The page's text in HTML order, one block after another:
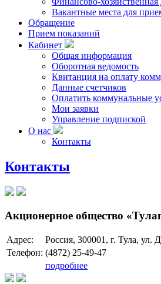
Вакантные места для
Обращение
Прием показаний
Кабинет
Общая информация
Оборотная ведомость
Квитанция на оплату
Данные счетчиков
Оплатить коммунальные
Мои заявки
Управление подпиской
О нас
Контакты
Контакты
Акционерное общество
Адрес:
Россия, 300001, г. Тула, ул.
Телефон: (4872) 25-49-47
подробнее